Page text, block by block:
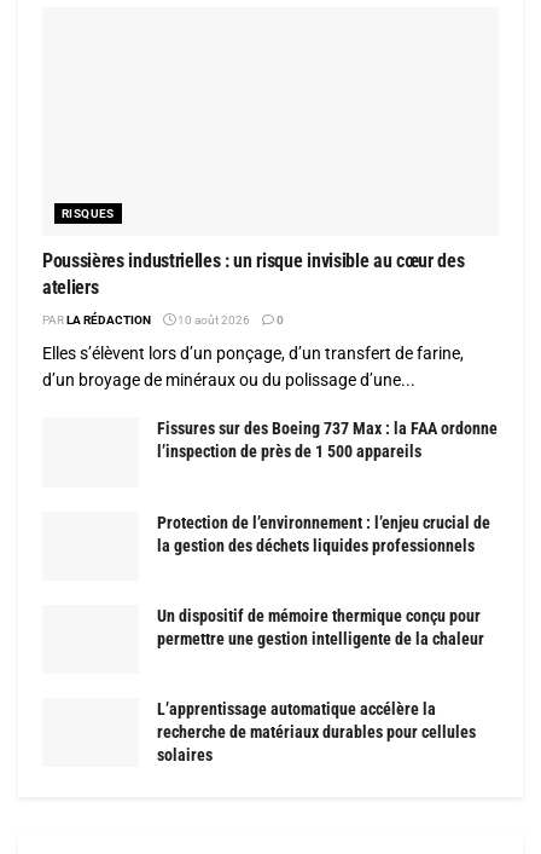
RISQUES
Poussières industrielles : un risque invisible au cœur des
ateliers
PAR LA RÉDACTION 10 août 2026 0
Elles s’élèvent lors d’un ponçage, d’un transfert de farine,
d’un broyage de minéraux ou du polissage d’une...
Fissures sur des Boeing 737 Max : la FAA ordonne
l’inspection de près de 1 500 appareils
Protection de l’environnement : l’enjeu crucial de
la gestion des déchets liquides professionnels
Un dispositif de mémoire thermique conçu pour
permettre une gestion intelligente de la chaleur
L’apprentissage automatique accélère la
recherche de matériaux durables pour cellules
solaires